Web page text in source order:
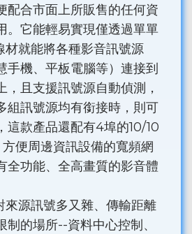
配合市面上所販售的任何資
。它能輕易實現僅透過單單
就能將各種影音訊號源
手機、平板電腦等）連接到
，且支援訊號源自動偵測，
組訊號源均有銜接時，則可
這款產品還配有4埠的10/10
便周邊資訊設備的寬頻網
全功能、全高畫質的影音體
源訊號多又雜、傳輸距離
制的場所--資料中心控制、